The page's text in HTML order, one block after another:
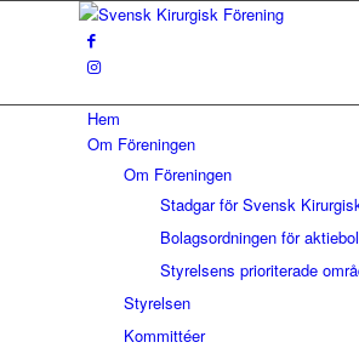
Hem
Om Föreningen
Om Föreningen
Stadgar för Svensk
Bolagsordningen för
Styrelsens prioriterade
Styrelsen
Kommittéer